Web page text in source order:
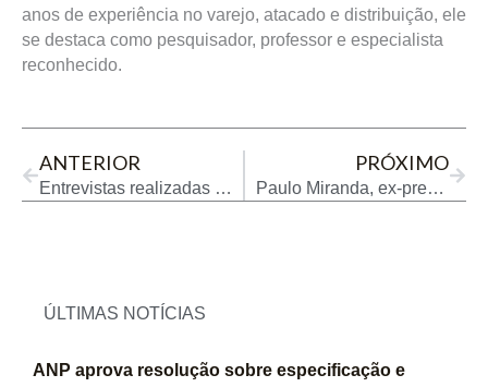
anos de experiência no varejo, atacado e distribuição, ele
se destaca como pesquisador, professor e especialista
reconhecido.
ANTERIOR
Entrevistas realizadas no podcast da Abieps durante a Expopostos
PRÓXIMO
Paulo Miranda, ex-presidente da Fecombustíveis e Minaspetro
ÚLTIMAS NOTÍCIAS
ANP aprova resolução sobre especificação e